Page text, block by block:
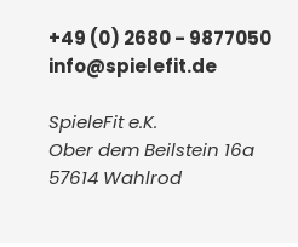
+49 (0) 2680 - 9877050
info@spielefit.de
SpieleFit e.K.
Ober dem Beilstein 16a
57614 Wahlrod